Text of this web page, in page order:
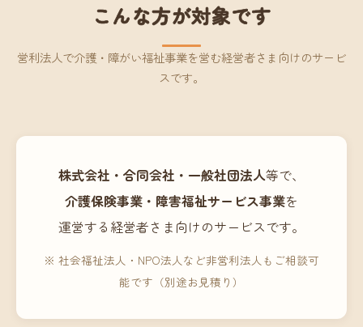
こんな方が対象です
営利法人で介護・障がい福祉事業を営む経営者さま向けのサービ
スです。
株式会社・合同会社・一般社団法人等で、
介護保険事業・障害福祉サービス事業を
運営する経営者さま向けのサービスです。
※ 社会福祉法人・NPO法人など非営利法人もご相談可
能です（別途お見積り）